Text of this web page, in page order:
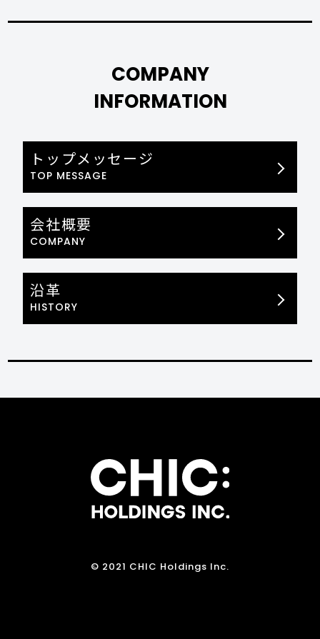
COMPANY
INFORMATION
トップメッセージ
TOP MESSAGE
会社概要
COMPANY
沿革
HISTORY
© 2021 CHIC Holdings Inc.